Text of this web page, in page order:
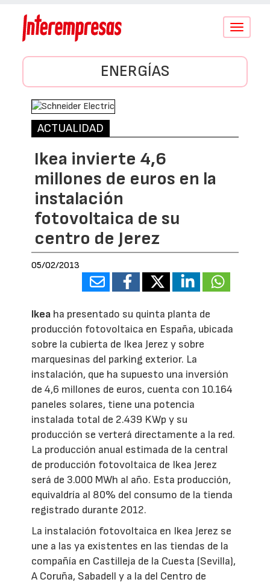
Conmutar
ENERGÍAS
ACTUALIDAD
Ikea invierte 4,6
millones de euros en la
instalación
fotovoltaica de su
centro de Jerez
05/02/2013
Ikea ha presentado su quinta planta de
producción fotovoltaica en España, ubicada
sobre la cubierta de Ikea Jerez y sobre
marquesinas del parking exterior. La
instalación, que ha supuesto una inversión
de 4,6 millones de euros, cuenta con 10.164
paneles solares, tiene una potencia
instalada total de 2.439 KWp y su
producción se verterá directamente a la red.
La producción anual estimada de la central
de producción fotovoltaica de Ikea Jerez
será de 3.000 MWh al año. Esta producción,
equivaldría al 80% del consumo de la tienda
registrado durante 2012.
La instalación fotovoltaica en Ikea Jerez se
une a las ya existentes en las tiendas de la
compañía en Castilleja de la Cuesta (Sevilla),
A Coruña, Sabadell y a la del Centro de